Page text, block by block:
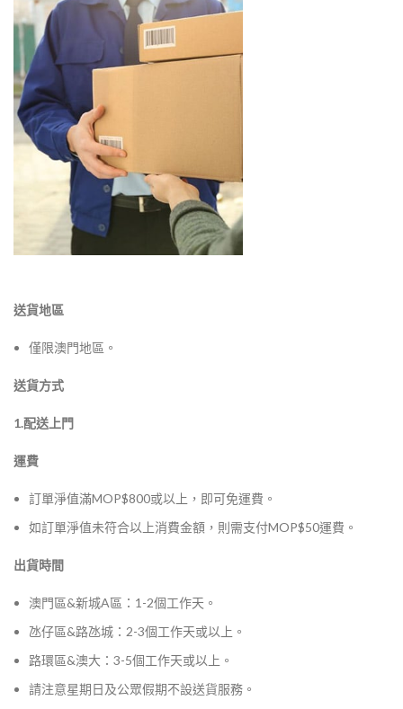
送貨地區
僅限澳門地區。
送貨方式
1.配送上門
運費
訂單淨值滿MOP$800或以上，即可免運費。
如訂單淨值未符合以上消費金額，則需支付MOP$50運費。
出貨時間
澳門區&新城A區：1-2個工作天。
氹仔區&路氹城：2-3個工作天或以上。
路環區&澳大：3-5個工作天或以上。
請注意星期日及公眾假期不設送貨服務。